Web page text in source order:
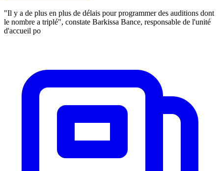
"Il y a de plus en plus de délais pour programmer des auditions dont
le nombre a triplé", constate Barkissa Bance, responsable de l'unité
d'accueil po